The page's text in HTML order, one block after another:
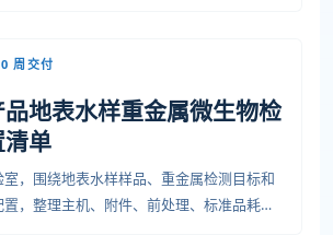
周交付
地表水样重金属微生物检
单
，围绕地表水样样品、重金属检测目标和
，整理主机、附件、前处理、标准品耗